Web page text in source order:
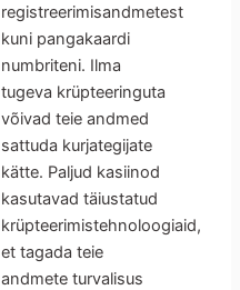
registreerimisandmetest
kuni pangakaardi
numbriteni. Ilma
tugeva krüpteeringuta
võivad teie andmed
sattuda kurjategijate
kätte. Paljud kasiinod
kasutavad täiustatud
krüpteerimistehnoloogiaid,
et tagada teie
andmete turvalisus